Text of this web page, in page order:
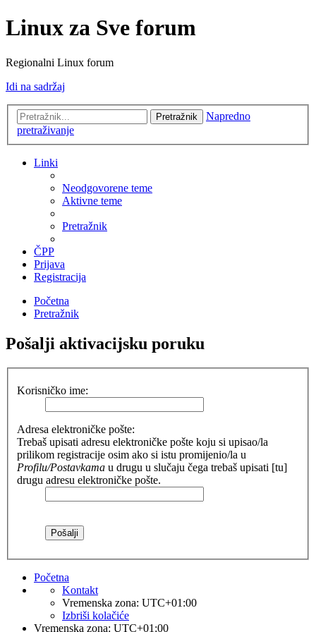
Linux za Sve forum
Regionalni Linux forum
Idi na sadržaj
Pretražnik
Napredno
pretraživanje
Linki
Neodgovorene teme
Aktivne teme
Pretražnik
ČPP
Prijava
Registracija
Početna
Pretražnik
Pošalji aktivacijsku poruku
Korisničko ime:
Adresa elektroničke pošte:
Trebaš upisati adresu elektroničke pošte koju si upisao/la
prilikom registracije osim ako si istu promijenio/la u
Profilu/Postavkama u drugu u slučaju čega trebaš upisati [tu]
drugu adresu elektroničke pošte.
Početna
Kontakt
Vremenska zona: UTC+01:00
Izbriši kolačiće
Vremenska zona: UTC+01:00